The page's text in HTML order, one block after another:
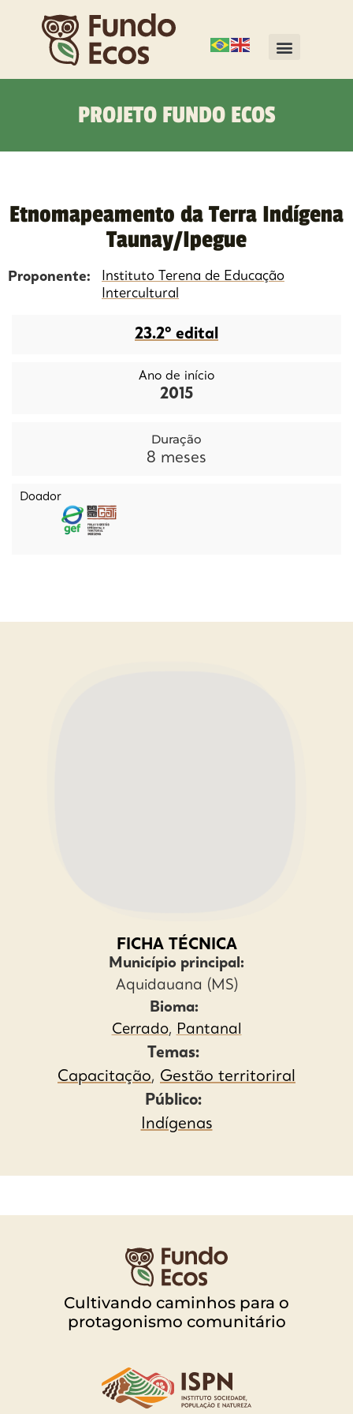
PROJETO FUNDO ECOS
Etnomapeamento da Terra Indígena
Taunay/Ipegue
Proponente:
Instituto Terena de Educação
Intercultural
23.2º edital
Ano de início
2015
Duração
8 meses
Doador
FICHA TÉCNICA
Município principal:
Aquidauana (MS)
Bioma:
Cerrado, Pantanal
Temas:
Capacitação, Gestão territoriral
Público:
Indígenas
Cultivando caminhos para o
protagonismo comunitário